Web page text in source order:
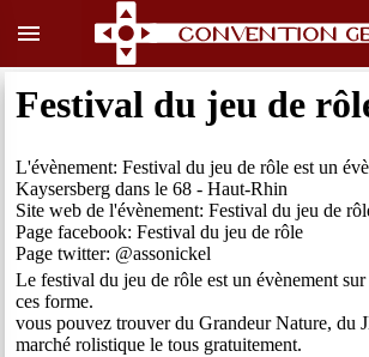
menu
Festival du jeu de
L'évènement: Festival du jeu de rôle est un
Kaysersberg dans le 68 - Haut-Rhin
Site web de l'évènement: Festival du jeu de
Page facebook: Festival du jeu de rôle
Page twitter: @assonickel
Le festival du jeu de rôle est un évènement
ces forme.
vous pouvez trouver du Grandeur Nature, du
marché rolistique le tous gratuitement.